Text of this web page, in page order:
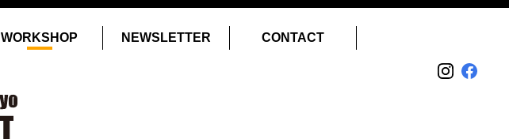
WORKSHOP NEWSLETTER CONTACT